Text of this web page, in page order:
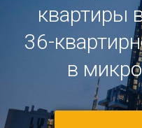
квартиры
36-
в